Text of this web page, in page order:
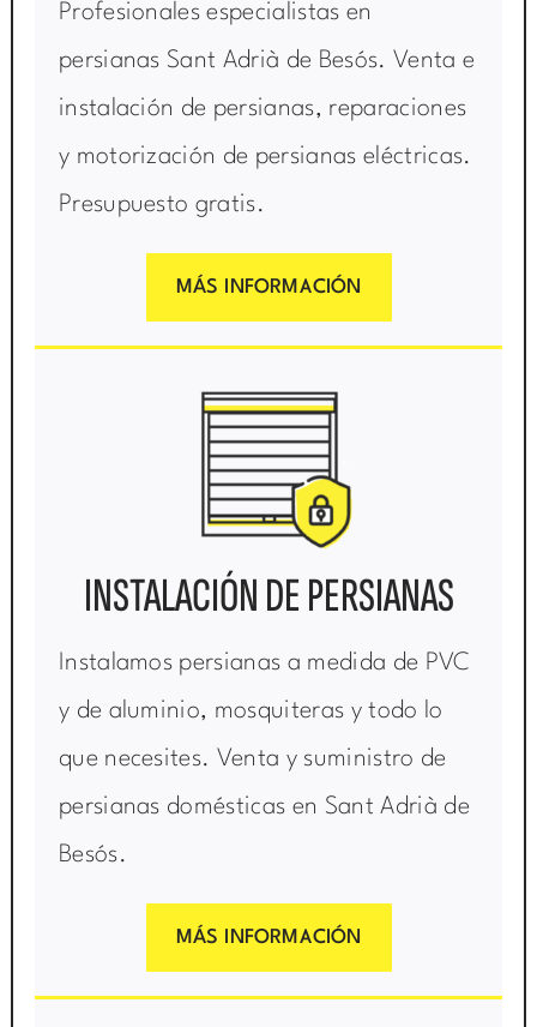
Profesionales especialistas en
persianas Sant Adrià de Besós. Venta e
instalación de persianas, reparaciones
y motorización de persianas eléctricas.
Presupuesto gratis.
MÁS INFORMACIÓN
INSTALACIÓN DE PERSIANAS
Instalamos persianas a medida de PVC
y de aluminio, mosquiteras y todo lo
que necesites. Venta y suministro de
persianas domésticas en Sant Adrià de
Besós.
MÁS INFORMACIÓN